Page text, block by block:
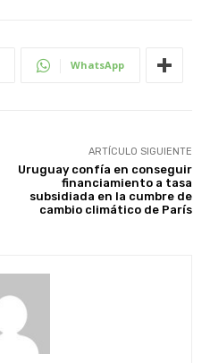
WhatsApp
ARTÍCULO SIGUIENTE
Uruguay confía en conseguir
financiamiento a tasa
subsidiada en la cumbre de
cambio climático de París